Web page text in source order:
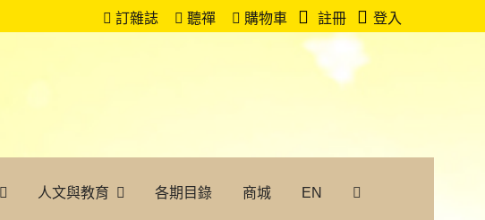
訂雜誌 聽禪 購物車 註冊 登入
人文與教育 各期目錄 商城 EN